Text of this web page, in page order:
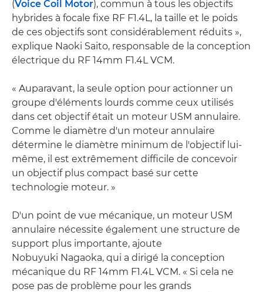
(Voice Coil Motor), commun à tous les objectifs
hybrides à focale fixe RF F1.4L, la taille et le poids
de ces objectifs sont considérablement réduits »,
explique Naoki Saito, responsable de la conception
électrique du RF 14mm F1.4L VCM.
« Auparavant, la seule option pour actionner un
groupe d'éléments lourds comme ceux utilisés
dans cet objectif était un moteur USM annulaire.
Comme le diamètre d'un moteur annulaire
détermine le diamètre minimum de l'objectif lui-
même, il est extrêmement difficile de concevoir
un objectif plus compact basé sur cette
technologie moteur. »
D'un point de vue mécanique, un moteur USM
annulaire nécessite également une structure de
support plus importante, ajoute
Nobuyuki Nagaoka, qui a dirigé la conception
mécanique du RF 14mm F1.4L VCM. « Si cela ne
pose pas de problème pour les grands